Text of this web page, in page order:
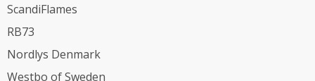
ScandiFlames
RB73
Nordlys Denmark
Westbo of Sweden